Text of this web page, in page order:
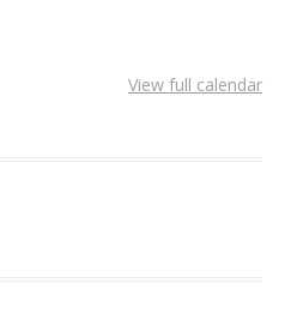
View full calendar